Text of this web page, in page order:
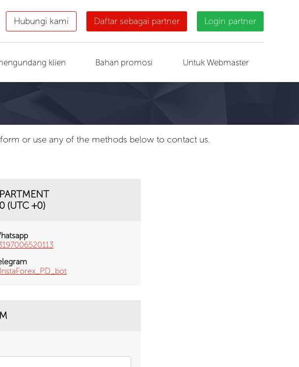
Hubungi kami Daftar sebagai partner Login partner
klien Bahan promosi Untuk Webmaster
or use any of the methods below to contact us.
(UTC +0)